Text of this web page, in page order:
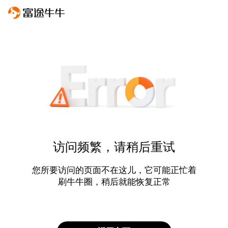
访问频繁，请稍后重试
您所要访问的页面不在这儿，它可能正忙着
刷牛牛圈，稍后就能恢复正常